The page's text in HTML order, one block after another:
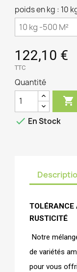
poids en kg : 10
122,10 €
TTC
Quantité

 En Stock
TOLÉRANCE
RUSTICITÉ
Notre
de variétés
pour vous